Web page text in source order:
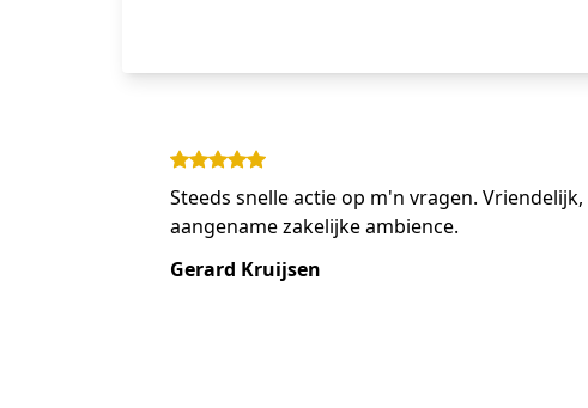
Steeds snelle actie op m'n vragen. Vriendelijk,
aangename zakelijke ambience.
Gerard Kruijsen